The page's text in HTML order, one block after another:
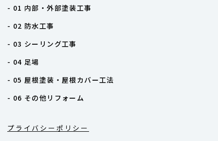
- 01 内部・外部塗装工事
- 02 防水工事
- 03 シーリング工事
- 04 足場
- 05 屋根塗装・屋根カバー工法
- 06 その他リフォーム
プライバシーポリシー